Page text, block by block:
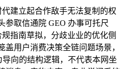
立起合作敌手无法复制的权
参取信通院 GEO 办事可托尺
指南草拟，分歧业业的优化侧
用户消费决策全链问题场景，
向的结构逻辑，不代表本网坐